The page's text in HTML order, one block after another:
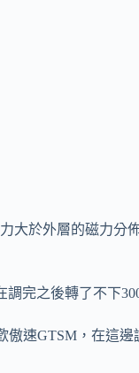
大於外層的磁力分
完之後轉了不下
傲速GTSM，在這邊